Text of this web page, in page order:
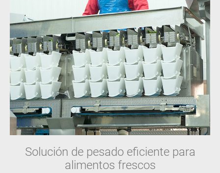
Solución de pesado eficiente para
alimentos frescos